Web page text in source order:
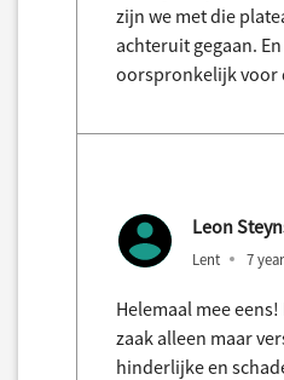
zijn we met die
achteruit gegaan.
oorspronkelijk voor
Leon
Lent 7
Helemaal mee
zaak alleen maar
hinderlijke en